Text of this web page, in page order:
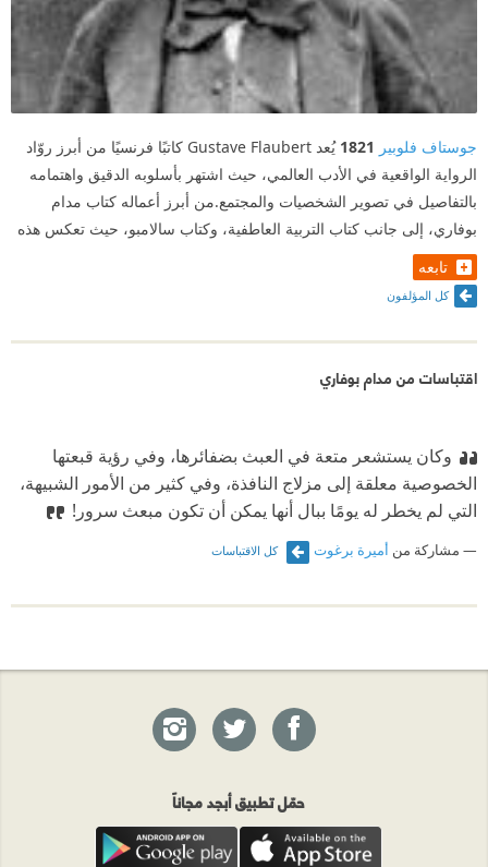
جوستاف فلوبير 1821
يُعد Gustave Flaubert كاتبًا فرنسيًا من أبرز روّاد
الرواية الواقعية في الأدب العالمي، حيث اشتهر بأسلوبه الدقيق واهتمامه
بالتفاصيل في تصوير الشخصيات والمجتمع.من أبرز أعماله كتاب مدام
بوفاري، إلى جانب كتاب التربية العاطفية، وكتاب سالامبو، حيث تعكس هذه
تابعه
كل المؤلفون
اقتباسات من مدام بوفاري
وكان يستشعر متعة في العبث بضفائرها، وفي رؤية قبعتها
الخصوصية معلقة إلى مزلاج النافذة، وفي كثير من الأمور الشبيهة،
التي لم يخطر له يومًا ببال أنها يمكن أن تكون مبعث سرور!
مشاركة من أميرة برغوت كل الاقتباسات
حمّل تطبيق أبجد مجاناً